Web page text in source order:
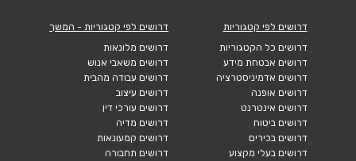
דרושים לפי קטגוריות
דרושים כל הקטגוריות
דרושים אבטחת מידע
דרושים אדמיניסטרציה
דרושים אופנה
דרושים אינטרנט
דרושים ביטוח
דרושים בכירים
דרושים בעלי מקצוע
דרושים לפי קטגוריות - המשך
דרושים מלונאות
דרושים משאבי אנוש
דרושים עבודה מהבית
דרושים עיצוב
דרושים עורכי דין
דרושים מדיה
דרושים קמעונאות
דרושים תחבורה